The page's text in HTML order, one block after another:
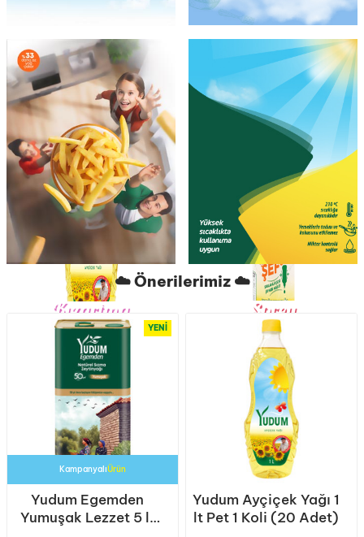
Ayçiçek Şef Gibi
Kızartma
Ustası
Sprey
☁️ Önerilerimiz ☁️
YENI
KampanyalıÜrün
Yudum Egemden
Yumuşak Lezzet 5 lt
Yudum Ayçiçek Yağı 1
lt Pet 1 Koli (20 Adet)